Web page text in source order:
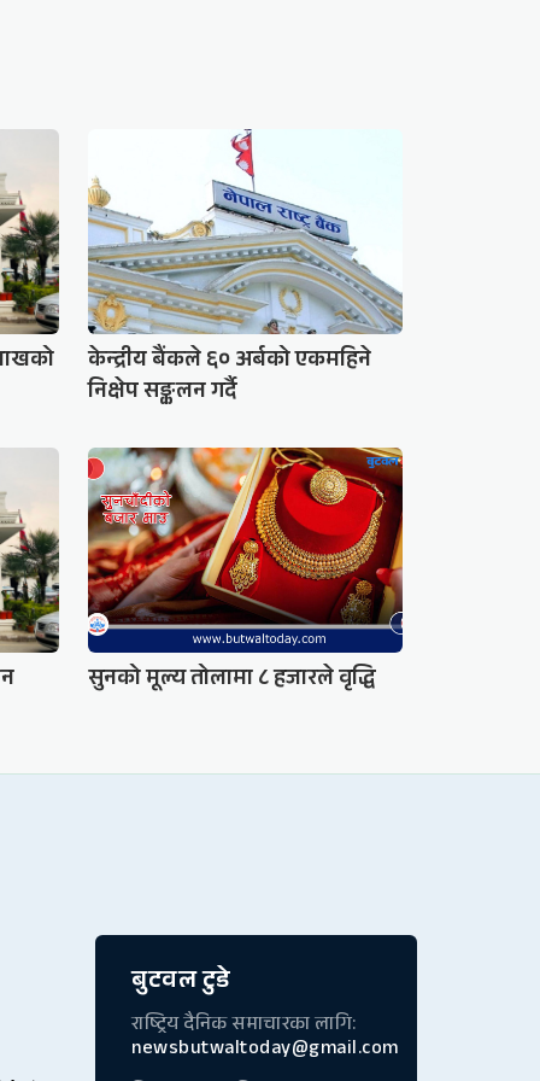
केन्द्रीय बैंकले ६० अर्बको एकमहिने
निक्षेप सङ्कलन गर्दै
सुनको मूल्य तोलामा ८ हजारले वृद्धि
बुटवल टुडे
राष्ट्रिय दैनिक समाचारका लागि:
newsbutwaltoday@gmail.com